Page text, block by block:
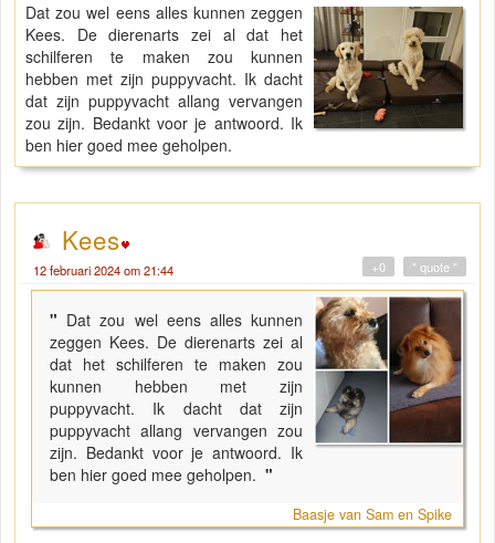
Dat zou wel eens alles kunnen zeggen
Kees. De dierenarts zei al dat het
schilferen te maken zou kunnen
hebben met zijn puppyvacht. Ik dacht
dat zijn puppyvacht allang vervangen
zou zijn. Bedankt voor je antwoord. Ik
ben hier goed mee geholpen.
Kees
12 februari 2024 om 21:44 " quote "
+0
" Dat zou wel eens alles kunnen
zeggen Kees. De dierenarts zei al
dat het schilferen te maken zou
kunnen hebben met zijn
puppyvacht. Ik dacht dat zijn
puppyvacht allang vervangen zou
zijn. Bedankt voor je antwoord. Ik
ben hier goed mee geholpen. "
Baasje van Sam en Spike